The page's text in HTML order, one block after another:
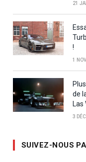
21
!
1
de
Las
3
SUIVEZ-NOUS